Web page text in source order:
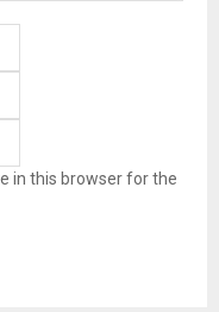
in this browser for the